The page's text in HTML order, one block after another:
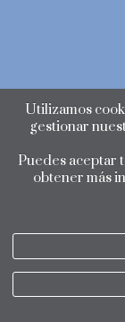
Utilizamos
gestionar
Puedes aceptar
obtener más